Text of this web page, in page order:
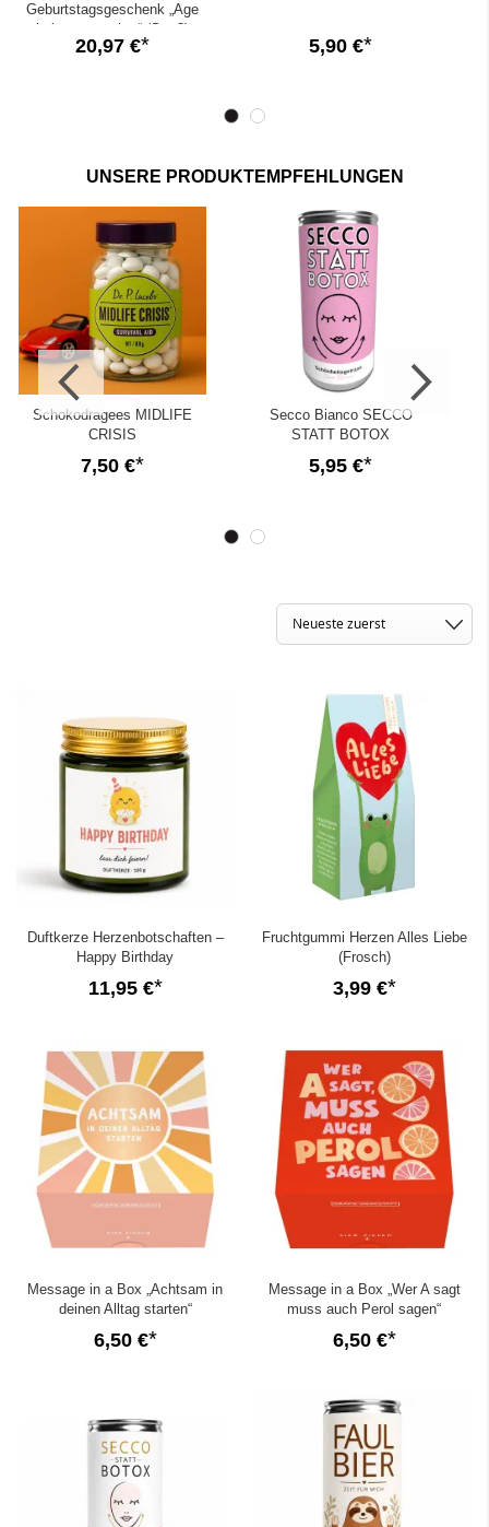
Geburtstagsgeschenk „Age
is just a number“ (Set 3)
20,97 € 5,90 €
UNSERE PRODUKTEMPFEHLUNGEN
Schokodragees MIDLIFE
CRISIS
7,50 €
Secco Bianco SECCO
STATT BOTOX
5,95 €
Duftkerze Herzenbotschaften –
Happy Birthday
11,95 €
Fruchtgummi Herzen Alles Liebe
(Frosch)
3,99 €
Message in a Box „Achtsam in
deinen Alltag starten“
6,50 €
Message in a Box „Wer A sagt
muss auch Perol sagen“
6,50 €